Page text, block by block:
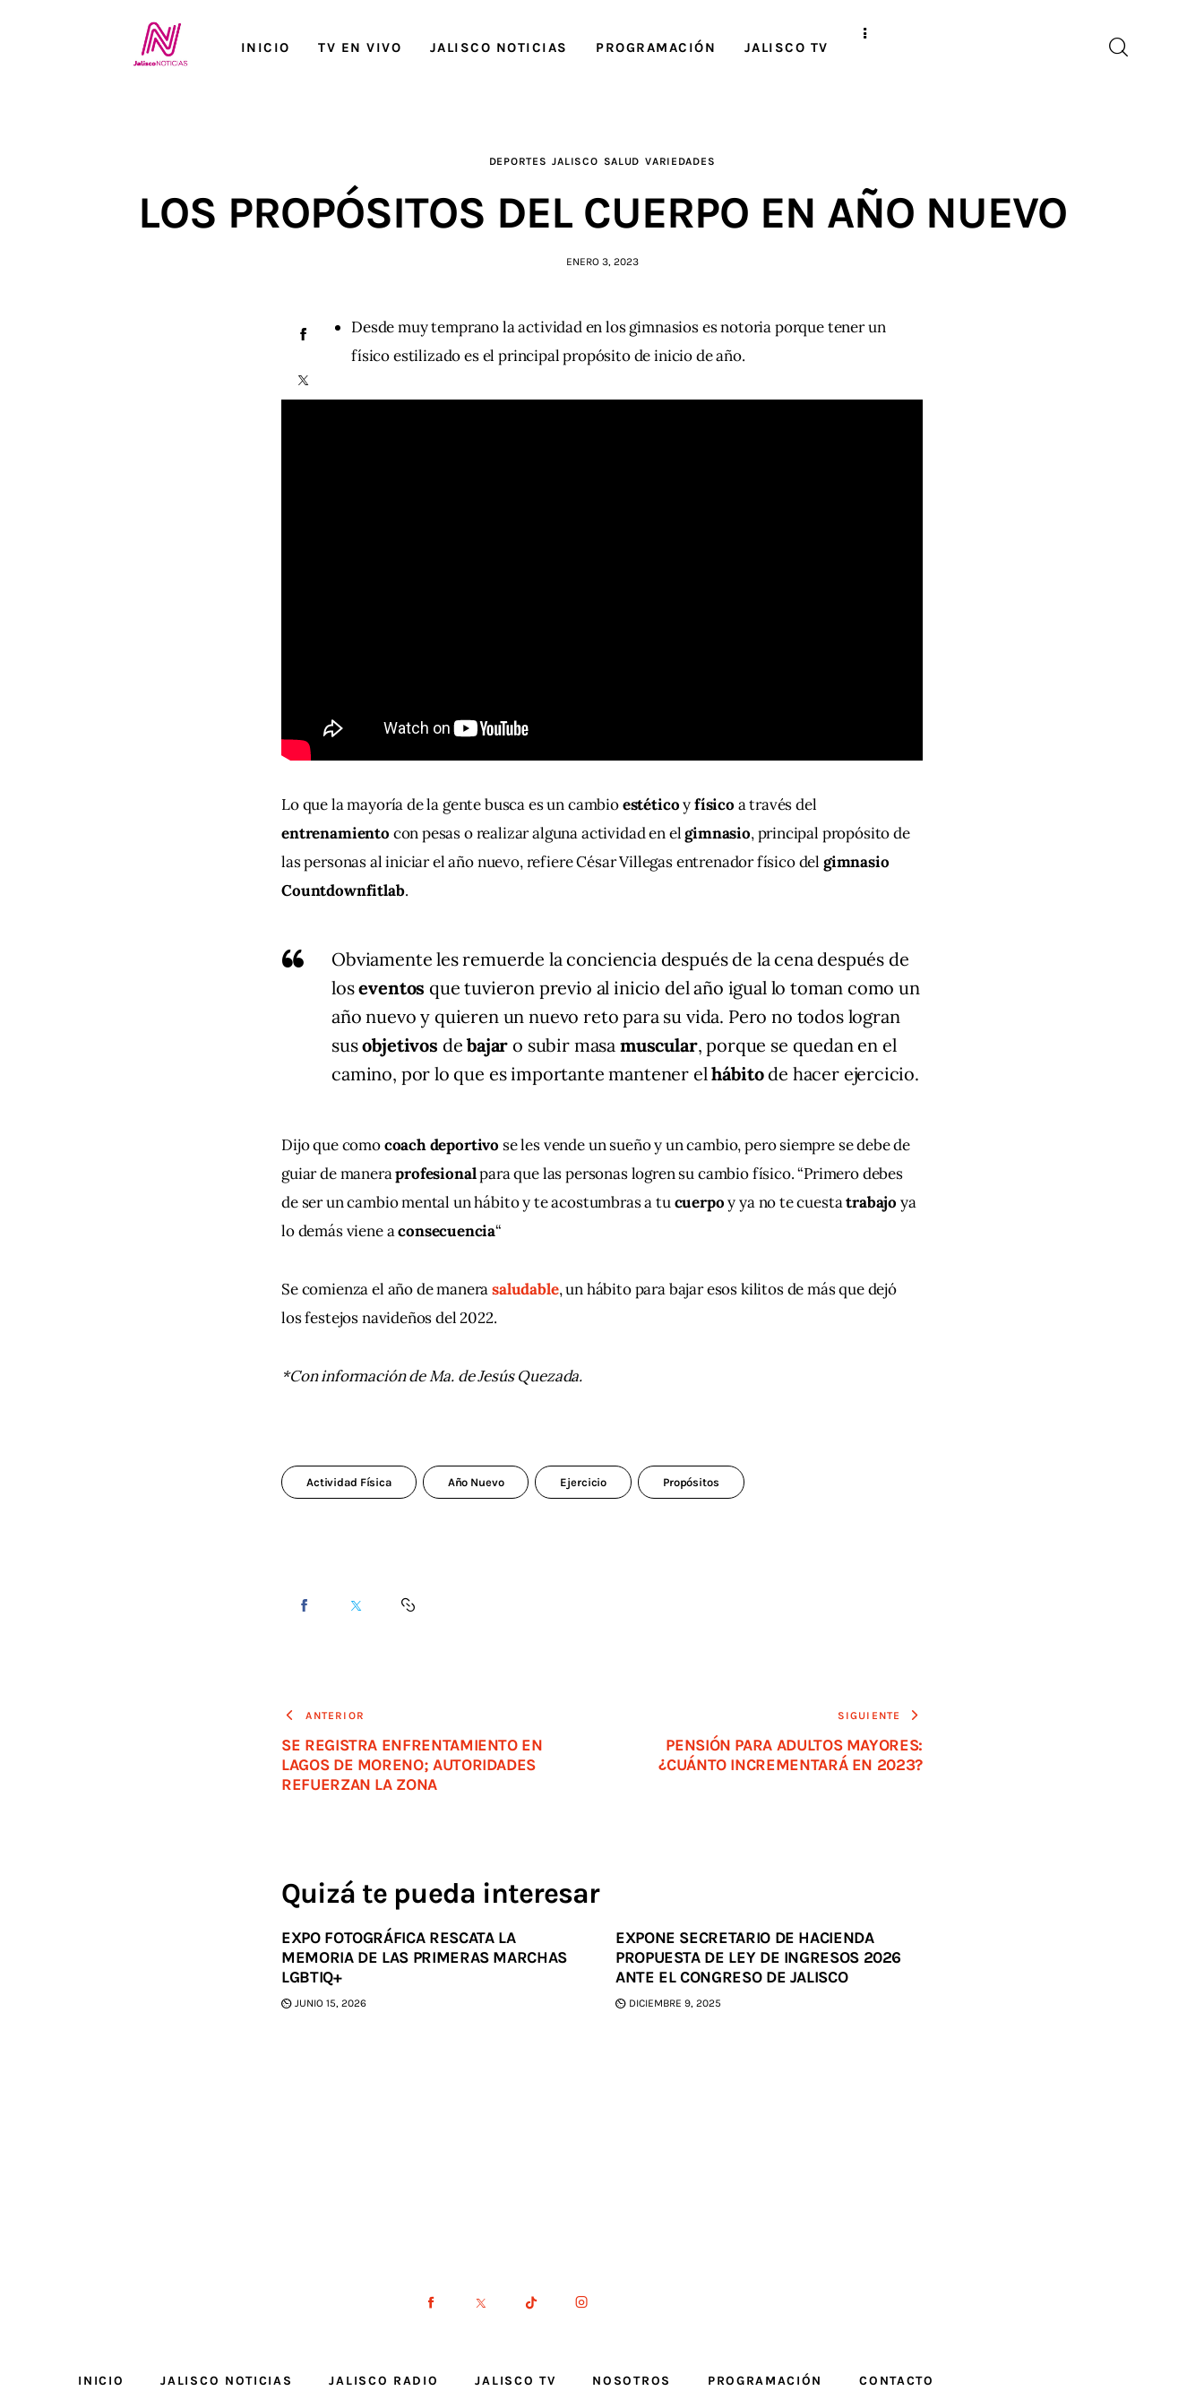
INICIO TV EN VIVO JALISCO NOTICIAS PROGRAMACIÓN JALISCO TV
DEPORTES JALISCO SALUD VARIEDADES
LOS PROPÓSITOS DEL CUERPO EN AÑO NUEVO
ENERO 3, 2023
Desde muy temprano la actividad en los gimnasios es notoria porque tener un
físico estilizado es el principal propósito de inicio de año.
Lo que la mayoría de la gente busca es un cambio estético y físico a través del
entrenamiento con pesas o realizar alguna actividad en el gimnasio, principal propósito de
las personas al iniciar el año nuevo, refiere César Villegas entrenador físico del gimnasio
Countdownfitlab.
Obviamente les remuerde la conciencia después de la cena después de
loseventos que tuvieron previo al inicio del año igual lo toman como un
año nuevo y quieren un nuevo reto para su vida. Pero no todos logran
susobjetivos debajar o subir masa muscular, porque se quedan en el
camino, por lo que es importante mantener elhábitode hacer ejercicio.
Dijo que como coach deportivo se les vende un sueño y un cambio, pero siempre se debe de
guiar de manera profesional para que las personas logren su cambio físico. “Primero debes
de ser un cambio mental un hábito y te acostumbras a tu cuerpo y ya no te cuesta trabajo ya
lo demás viene a consecuencia“
Se comienza el año de manera saludable, un hábito para bajar esos kilitos de más que dejó
los festejos navideños del 2022.
*Con información de Ma. de Jesús Quezada.
Actividad Física Año Nuevo Ejercicio Propósitos
ANTERIOR
SE REGISTRA ENFRENTAMIENTO EN
LAGOS DE MORENO; AUTORIDADES
REFUERZAN LA ZONA
SIGUIENTE
PENSIÓN PARA ADULTOS MAYORES:
¿CUÁNTO INCREMENTARÁ EN 2023?
Quizá te pueda interesar
EXPO FOTOGRÁFICA RESCATA LA
MEMORIA DE LAS PRIMERAS MARCHAS
LGBTIQ+
JUNIO 15, 2026
EXPONE SECRETARIO DE HACIENDA
PROPUESTA DE LEY DE INGRESOS 2026
ANTE EL CONGRESO DE JALISCO
DICIEMBRE 9, 2025
INICIO JALISCO NOTICIAS JALISCO RADIO JALISCO TV NOSOTROS PROGRAMACIÓN CONTACTO